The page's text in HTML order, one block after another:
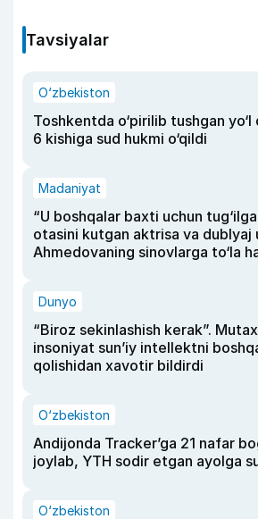
Tavsiyalar
O‘zbekiston
Toshkentda o‘pirilib tushgan yo‘l
6 kishiga sud hukmi o‘qildi
Madaniyat
“U boshqalar baxti uchun
otasini kutgan aktrisa va dublyaj
Ahmedovaning sinovlarga to‘la
Dunyo
“Biroz sekinlashish kerak”.
insoniyat sun’iy intellektni
qolishidan xavotir bildirdi
O‘zbekiston
Andijonda Tracker’ga 21 nafar
joylab, YTH sodir etgan ayolga
O‘zbekiston